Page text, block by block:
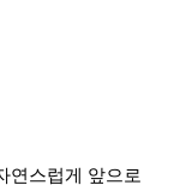
연스럽게 앞으로